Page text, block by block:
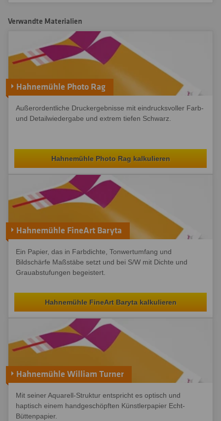
Verwandte Materialien
Hahnemühle Photo Rag
Außerordentliche Druckergebnisse mit eindrucksvoller Farb-
und Detailwiedergabe und extrem tiefen Schwarz.
Hahnemühle Photo Rag kalkulieren
Hahnemühle FineArt Baryta
Ein Papier, das in Farbdichte, Tonwertumfang und
Bildschärfe Maßstäbe setzt und bei S/W mit Dichte und
Grauabstufungen begeistert.
Hahnemühle FineArt Baryta kalkulieren
Hahnemühle William Turner
Mit seiner Aquarell-Struktur entspricht es optisch und
haptisch einem handgeschöpften Künstlerpapier Echt-
Büttenpapier.